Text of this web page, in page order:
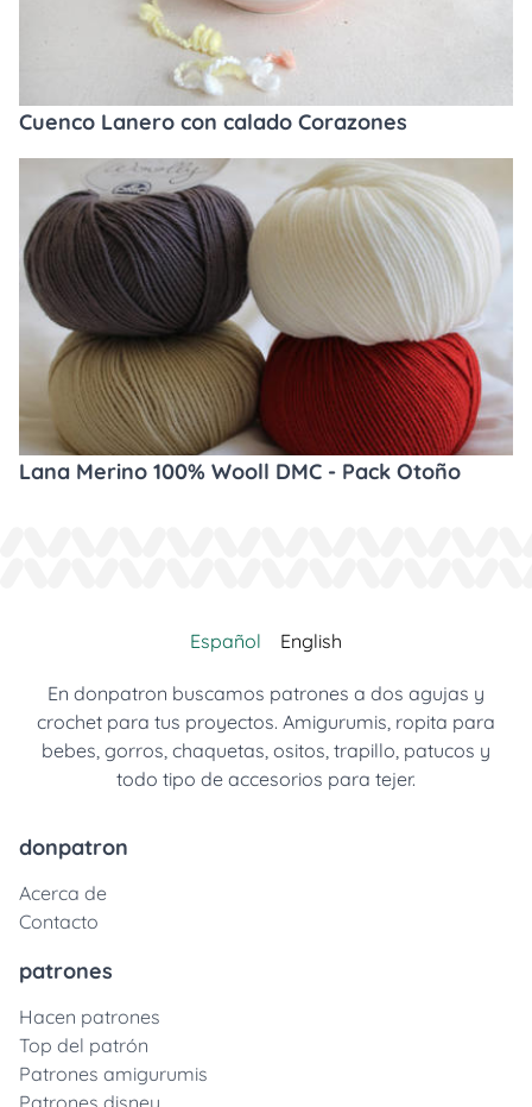
Cuenco Lanero con calado Corazones
Lana Merino 100% Wooll DMC - Pack Otoño
Español English
En donpatron buscamos patrones a dos agujas y
crochet para tus proyectos. Amigurumis, ropita para
bebes, gorros, chaquetas, ositos, trapillo, patucos y
todo tipo de accesorios para tejer.
donpatron
Acerca de
Contacto
patrones
Hacen patrones
Top del patrón
Patrones amigurumis
Patrones disney